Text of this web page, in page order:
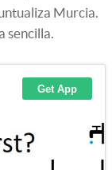
Murcia.
sencilla.